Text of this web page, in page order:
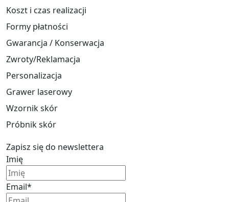
Koszt i czas realizacji
Formy płatności
Gwarancja / Konserwacja
Zwroty/Reklamacja
Personalizacja
Grawer laserowy
Wzornik skór
Próbnik skór
Zapisz się do newslettera
Imię
Email*